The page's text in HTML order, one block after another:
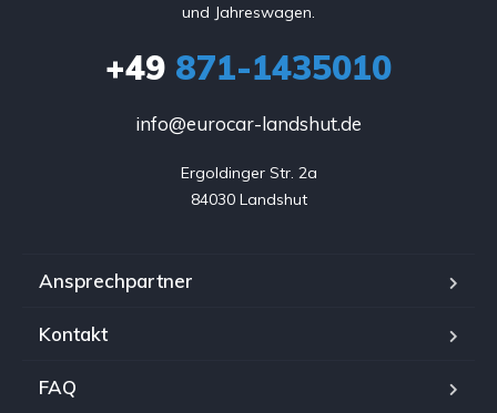
und Jahreswagen.
+49 871-1435010
info@eurocar-landshut.de
Ergoldinger Str. 2a
84030 Landshut
Ansprechpartner
Kontakt
FAQ